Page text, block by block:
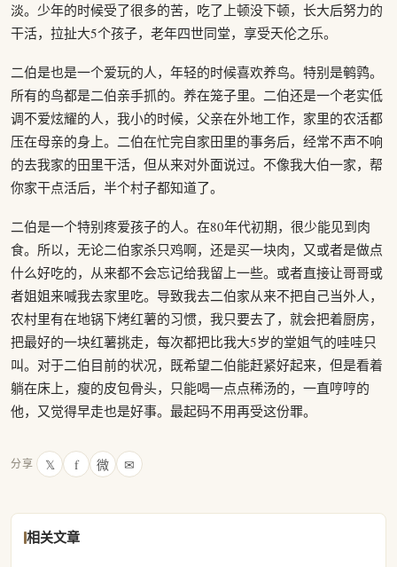
淡。少年的时候受了很多的苦，吃了上顿没下顿，长大后努力的
干活，拉扯大5个孩子，老年四世同堂，享受天伦之乐。
二伯是也是一个爱玩的人，年轻的时候喜欢养鸟。特别是鹌鹑。
所有的鸟都是二伯亲手抓的。养在笼子里。二伯还是一个老实低
调不爱炫耀的人，我小的时候，父亲在外地工作，家里的农活都
压在母亲的身上。二伯在忙完自家田里的事务后，经常不声不响
的去我家的田里干活，但从来对外面说过。不像我大伯一家，帮
你家干点活后，半个村子都知道了。
二伯是一个特别疼爱孩子的人。在80年代初期，很少能见到肉
食。所以，无论二伯家杀只鸡啊，还是买一块肉，又或者是做点
什么好吃的，从来都不会忘记给我留上一些。或者直接让哥哥或
者姐姐来喊我去家里吃。导致我去二伯家从来不把自己当外人，
农村里有在地锅下烤红薯的习惯，我只要去了，就会把着厨房，
把最好的一块红薯挑走，每次都把比我大5岁的堂姐气的哇哇只
叫。对于二伯目前的状况，既希望二伯能赶紧好起来，但是看着
躺在床上，瘦的皮包骨头，只能喝一点点稀汤的，一直哼哼的
他，又觉得早走也是好事。最起码不用再受这份罪。
分享 𝕏 f 微 ✉
相关文章